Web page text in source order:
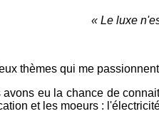
« Le luxe
thèmes qui me
eu la chance de
et les moeurs :